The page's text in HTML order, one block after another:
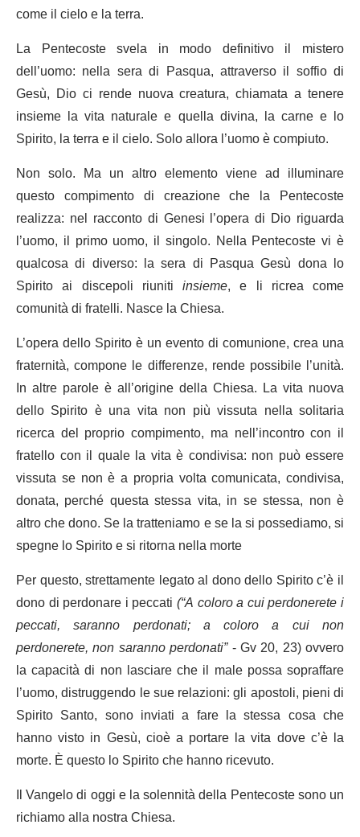
come il cielo e la terra.
La Pentecoste svela in modo definitivo il mistero
dell’uomo: nella sera di Pasqua, attraverso il soffio di
Gesù, Dio ci rende nuova creatura, chiamata a tenere
insieme la vita naturale e quella divina, la carne e lo
Spirito, la terra e il cielo. Solo allora l’uomo è compiuto.
Non solo. Ma un altro elemento viene ad illuminare
questo compimento di creazione che la Pentecoste
realizza: nel racconto di Genesi l’opera di Dio riguarda
l’uomo, il primo uomo, il singolo. Nella Pentecoste vi è
qualcosa di diverso: la sera di Pasqua Gesù dona lo
Spirito ai discepoli riuniti insieme, e li ricrea come
comunità di fratelli. Nasce la Chiesa.
L’opera dello Spirito è un evento di comunione, crea una
fraternità, compone le differenze, rende possibile l’unità.
In altre parole è all’origine della Chiesa. La vita nuova
dello Spirito è una vita non più vissuta nella solitaria
ricerca del proprio compimento, ma nell’incontro con il
fratello con il quale la vita è condivisa: non può essere
vissuta se non è a propria volta comunicata, condivisa,
donata, perché questa stessa vita, in se stessa, non è
altro che dono. Se la tratteniamo e se la si possediamo, si
spegne lo Spirito e si ritorna nella morte
Per questo, strettamente legato al dono dello Spirito c’è il
dono di perdonare i peccati(“A coloro a cui perdonerete i
peccati, saranno perdonati; a coloro a cui non
perdonerete, non saranno perdonati”- Gv 20, 23) ovvero
la capacità di non lasciare che il male possa sopraffare
l’uomo, distruggendo le sue relazioni: gli apostoli, pieni di
Spirito Santo, sono inviati a fare la stessa cosa che
hanno visto in Gesù, cioè a portare la vita dove c’è la
morte. È questo lo Spirito che hanno ricevuto.
Il Vangelo di oggi e la solennità della Pentecoste sono un
richiamo alla nostra Chiesa.